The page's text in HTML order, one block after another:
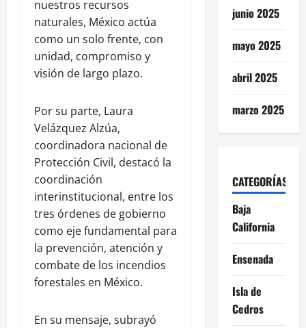
nuestros recursos
naturales, México actúa
como un solo frente, con
unidad, compromiso y
visión de largo plazo.
Por su parte, Laura
Velázquez Alzúa,
coordinadora nacional de
Protección Civil, destacó la
coordinación
interinstitucional, entre los
tres órdenes de gobierno
como eje fundamental para
la prevención, atención y
combate de los incendios
forestales en México.
En su mensaje, subrayó
junio 2025
mayo 2025
abril 2025
marzo 2025
CATEGORÍAS
Baja
California
Ensenada
Isla de
Cedros